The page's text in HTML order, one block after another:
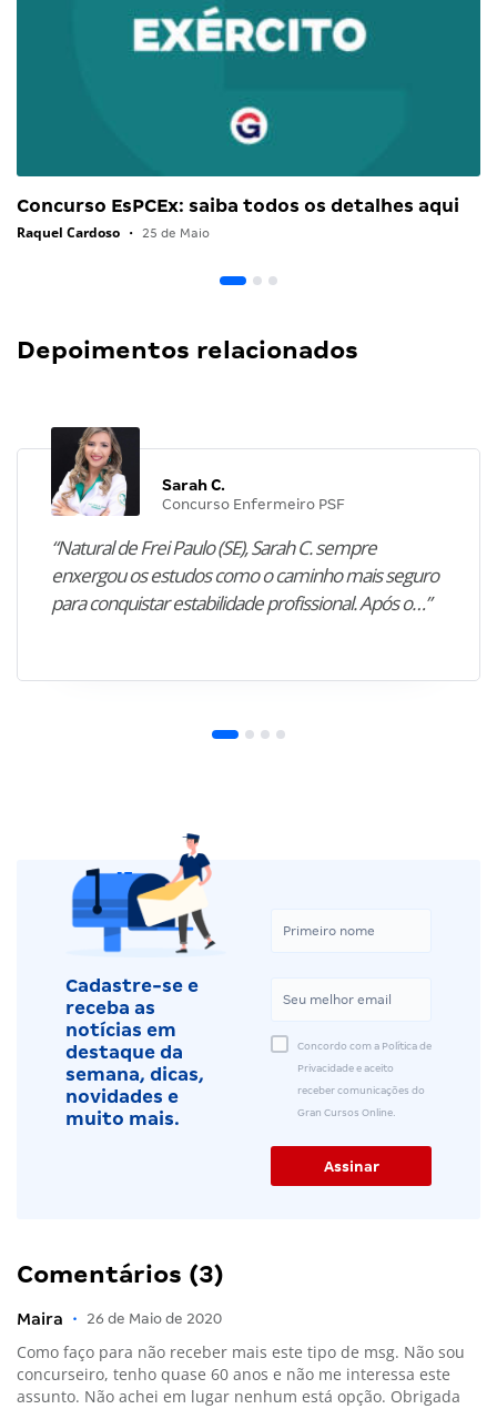
Concurso EsPCEx: saiba todos os detalhes aqui
Raquel Cardoso • 25 de Maio
Depoimentos relacionados
Sarah C.
Concurso Enfermeiro PSF
“Natural de Frei Paulo (SE), Sarah C. sempre
enxergou os estudos como o caminho mais seguro
para conquistar estabilidade profissional. Após o…”
Cadastre-se e
receba as
notícias em
destaque da
semana, dicas,
novidades e
muito mais.
Concordo com a Política de
Privacidade e aceito
receber comunicações do
Gran Cursos Online.
Comentários (3)
Maira • 26 de Maio de 2020
Como faço para não receber mais este tipo de msg. Não sou
concurseiro, tenho quase 60 anos e não me interessa este
assunto. Não achei em lugar nenhum está opção. Obrigada